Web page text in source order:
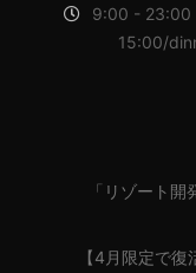
9:00 - 23:00
15:00/
「リゾート
【4月限定で